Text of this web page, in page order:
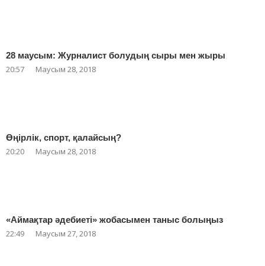
28 маусым: Журналист болудың сыры мен жыры
20:57 Маусым 28, 2018
Өңірлік, спорт, қалайсың?
20:20 Маусым 28, 2018
«Аймақтар әдебиеті» жобасымен таныс болыңыз
22:49 Маусым 27, 2018